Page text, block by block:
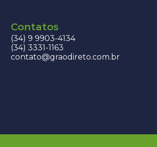
Contatos
(34) 9 9903-4134
(34) 3331-1163
contato@graodireto.com.br